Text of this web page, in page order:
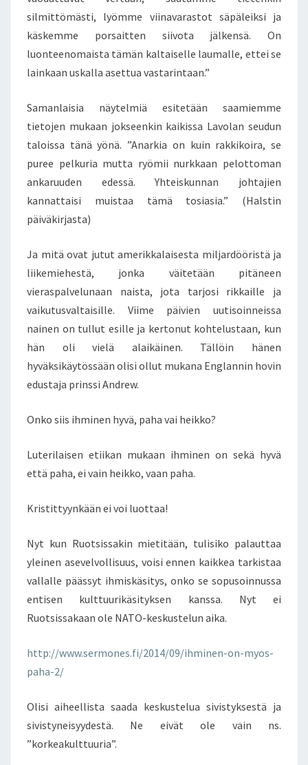
silmittömästi, lyömme viinavarastot säpäleiksi ja
käskemme porsaitten siivota jälkensä. On
luonteenomaista tämän kaltaiselle laumalle, ettei se
lainkaan uskalla asettua vastarintaan.”
Samanlaisia näytelmiä esitetään saamiemme
tietojen mukaan jokseenkin kaikissa Lavolan seudun
taloissa tänä yönä. ”Anarkia on kuin rakkikoira, se
puree pelkuria mutta ryömii nurkkaan pelottoman
ankaruuden edessä. Yhteiskunnan johtajien
kannattaisi muistaa tämä tosiasia.” (Halstin
päiväkirjasta)
Ja mitä ovat jutut amerikkalaisesta miljardööristä ja
liikemiehestä, jonka väitetään pitäneen
vieraspalvelunaan naista, jota tarjosi rikkaille ja
vaikutusvaltaisille. Viime päivien uutisoinneissa
nainen on tullut esille ja kertonut kohtelustaan, kun
hän oli vielä alaikäinen. Tällöin hänen
hyväksikäytössään olisi ollut mukana Englannin hovin
edustaja prinssi Andrew.
Onko siis ihminen hyvä, paha vai heikko?
Luterilaisen etiikan mukaan ihminen on sekä hyvä
että paha, ei vain heikko, vaan paha.
Kristittyynkään ei voi luottaa!
Nyt kun Ruotsissakin mietitään, tulisiko palauttaa
yleinen asevelvollisuus, voisi ennen kaikkea tarkistaa
vallalle päässyt ihmiskäsitys, onko se sopusoinnussa
entisen kulttuurikäsityksen kanssa. Nyt ei
Ruotsissakaan ole NATO-keskustelun aika.
http://www.sermones.fi/2014/09/ihminen-on-myos-
paha-2/
Olisi aiheellista saada keskustelua sivistyksestä ja
sivistyneisyydestä. Ne eivät ole vain ns.
”korkeakulttuuria”.